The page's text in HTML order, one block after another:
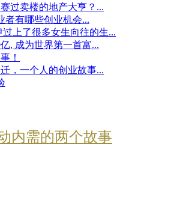
过卖楼的地产大亨？...
者有哪些创业机会...
上了很多女生向往的生...
, 成为世界第一首富...
！
，一个人的创业故事...
内需的两个故事